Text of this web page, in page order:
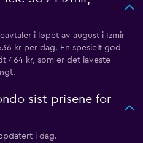
i løpet av august i Izmir
kr per dag. En spesielt god
464 kr, som er det laveste
sist prisene for
i dag.